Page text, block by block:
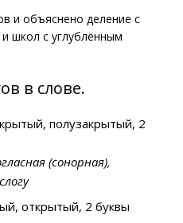
и объяснено деление с
школ с углублённым
в слове.
полузакрытый, 2
(сонорная),
открытый, 2 буквы